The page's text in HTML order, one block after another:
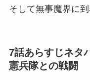
そして無事魔界に到
7話あらすじネタ
憲兵隊との戦闘